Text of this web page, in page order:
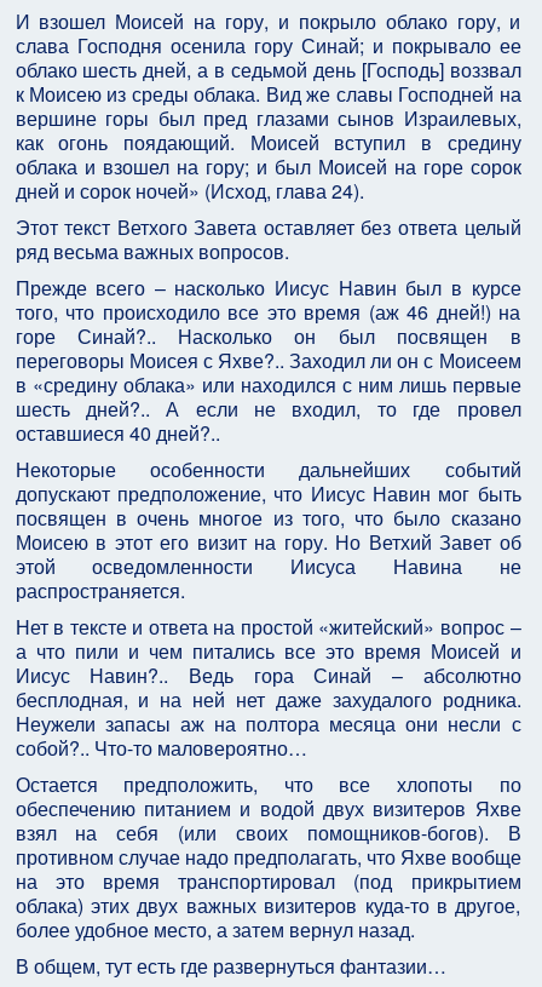
И взошел Моисей на гору, и покрыло облако гору, и
слава Господня осенила гору Синай; и покрывало ее
облако шесть дней, а в седьмой день [Господь] воззвал
к Моисею из среды облака. Вид же славы Господней на
вершине горы был пред глазами сынов Израилевых,
как огонь поядающий. Моисей вступил в средину
облака и взошел на гору; и был Моисей на горе сорок
дней и сорок ночей» (Исход, глава 24).
Этот текст Ветхого Завета оставляет без ответа целый
ряд весьма важных вопросов.
Прежде всего – насколько Иисус Навин был в курсе
того, что происходило все это время (аж 46 дней!) на
горе Синай?.. Насколько он был посвящен в
переговоры Моисея с Яхве?.. Заходил ли он с Моисеем
в «средину облака» или находился с ним лишь первые
шесть дней?.. А если не входил, то где провел
оставшиеся 40 дней?..
Некоторые особенности дальнейших событий
допускают предположение, что Иисус Навин мог быть
посвящен в очень многое из того, что было сказано
Моисею в этот его визит на гору. Но Ветхий Завет об
этой осведомленности Иисуса Навина не
распространяется.
Нет в тексте и ответа на простой «житейский» вопрос –
а что пили и чем питались все это время Моисей и
Иисус Навин?.. Ведь гора Синай – абсолютно
бесплодная, и на ней нет даже захудалого родника.
Неужели запасы аж на полтора месяца они несли с
собой?.. Что-то маловероятно…
Остается предположить, что все хлопоты по
обеспечению питанием и водой двух визитеров Яхве
взял на себя (или своих помощников-богов). В
противном случае надо предполагать, что Яхве вообще
на это время транспортировал (под прикрытием
облака) этих двух важных визитеров куда-то в другое,
более удобное место, а затем вернул назад.
В общем, тут есть где развернуться фантазии…